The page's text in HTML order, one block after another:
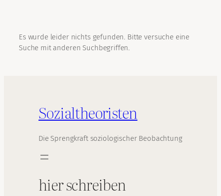
Es wurde leider nichts gefunden. Bitte versuche eine
Suche mit anderen Suchbegriffen.
Sozialtheoristen
Die Sprengkraft soziologischer Beobachtung
hier schreiben